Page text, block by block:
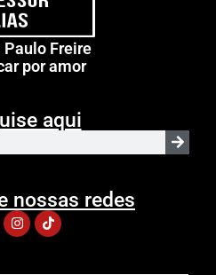
Paulo Freire
por amor
aqui
nossas redes